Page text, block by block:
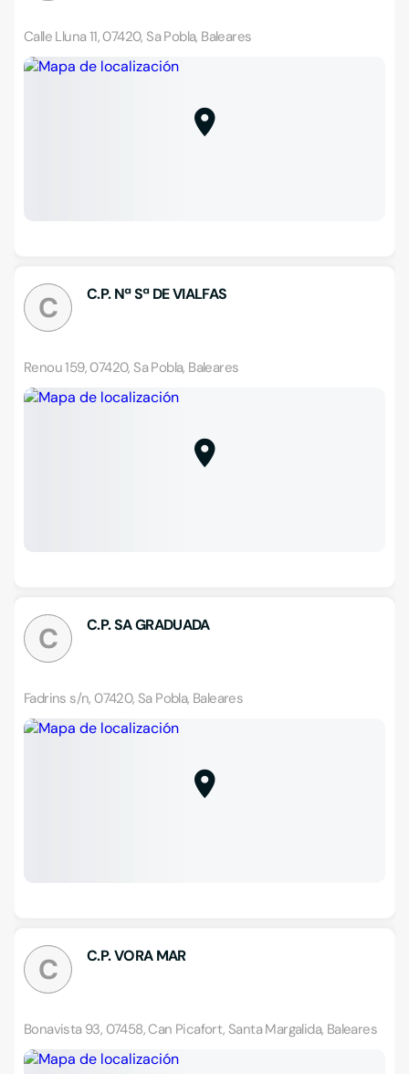
Calle Lluna 11, 07420, Sa Pobla, Baleares
C C.P. Nª Sª DE VIALFAS
Renou 159, 07420, Sa Pobla, Baleares
C C.P. SA GRADUADA
Fadrins s/n, 07420, Sa Pobla, Baleares
C C.P. VORA MAR
Bonavista 93, 07458, Can Picafort, Santa Margalida, Baleares